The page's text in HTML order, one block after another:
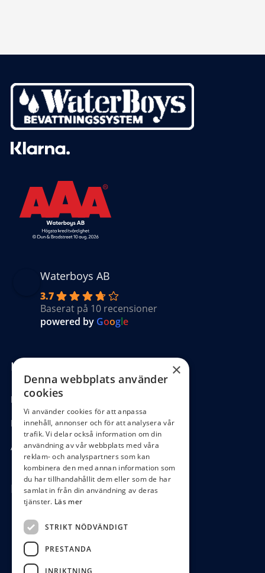
Waterboys AB
3.7
Baserat på 10 recensioner
powered by Google
Kundinformation
Köpvillkor
Hantering GDPR
Ångra köp
Hör av dig
0472-104 80
boys@waterboys.se
Ekebogatan 15, 342 30 Alvesta
×
Denna webbplats använder
cookies
Vi använder cookies för att anpassa
innehåll, annonser och för att analysera vår
trafik. Vi delar också information om din
användning av vår webbplats med våra
reklam- och analyspartners som kan
kombinera den med annan information som
du har tillhandahållit dem eller som de har
samlat in från din användning av deras
tjänster. Läs mer
STRIKT NÖDVÄNDIGT
PRESTANDA
INRIKTNING